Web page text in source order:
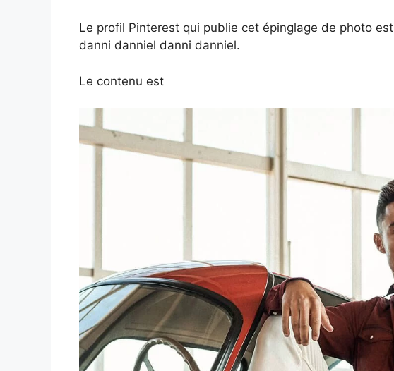
Le profil Pinterest qui publie cet épinglage de photo est
danni danniel danni danniel.
Le contenu est